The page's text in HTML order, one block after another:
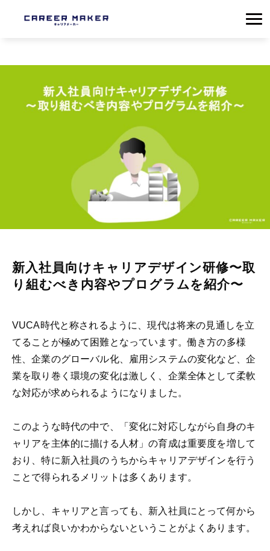
新入社員向けキャリアデザイン研修〜取
り組むべき内容やプログラムを紹介〜
VUCA時代と称されるように、現代は将来の見通しを立
てることが極めて困難となっています。働き方の多様
性、企業のグローバル化、雇用システムの変化など、企
業を取り巻く環境の変化は激しく、企業全体として柔軟
な対応が求められるようになりました。
このような時代の中で、「変化に対応しながら自身のキ
ャリアを主体的に描ける人材」の育成は重要度を増して
おり、特に新入社員のうちからキャリアデザインを行う
ことで得られるメリットは多くあります。
しかし、 キャリアと言っても、新入社員にとって何から
考えれば良いかわからないということがよくあります。